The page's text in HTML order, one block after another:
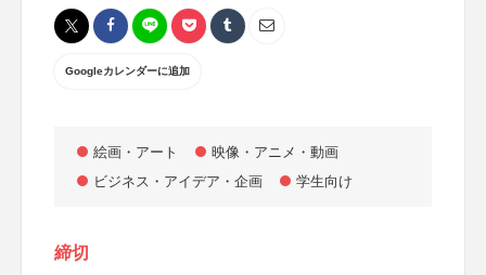
Googleカレンダーに追加
絵画・アート
映像・アニメ・動画
ビジネス・アイデア・企画
学生向け
締切